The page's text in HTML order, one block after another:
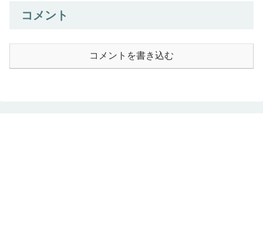
コメント
コメントを書き込む